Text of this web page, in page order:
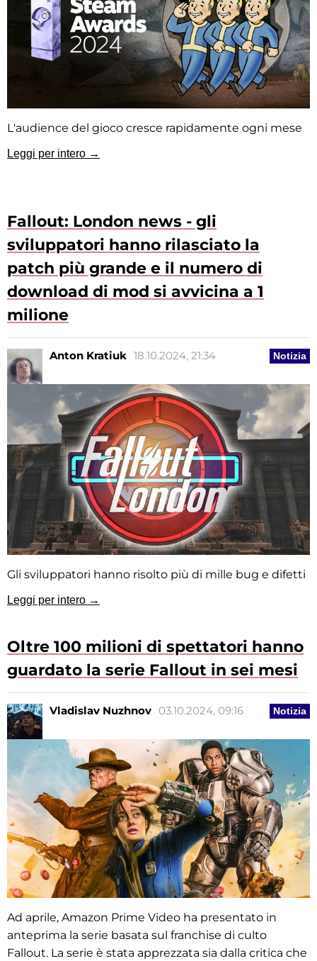
L'audience del gioco cresce rapidamente ogni mese
Leggi per intero →
Fallout: London news - gli
sviluppatori hanno rilasciato la
patch più grande e il numero di
download di mod si avvicina a 1
milione
Notizia
Anton Kratiuk 18.10.2024, 21:34
Gli sviluppatori hanno risolto più di mille bug e difetti
Leggi per intero →
Oltre 100 milioni di spettatori hanno
guardato la serie Fallout in sei mesi
Notizia
Vladislav Nuzhnov 03.10.2024, 09:16
Ad aprile, Amazon Prime Video ha presentato in
anteprima la serie basata sul franchise di culto
Fallout. La serie è stata apprezzata sia dalla critica che